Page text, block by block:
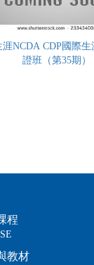
涯NCDA CDP國際
證班（第35期）
程
教材